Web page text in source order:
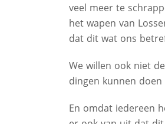
veel meer te
het wapen van
dat dit wat ons
We willen ook niet
dingen kunnen
En omdat iedereen